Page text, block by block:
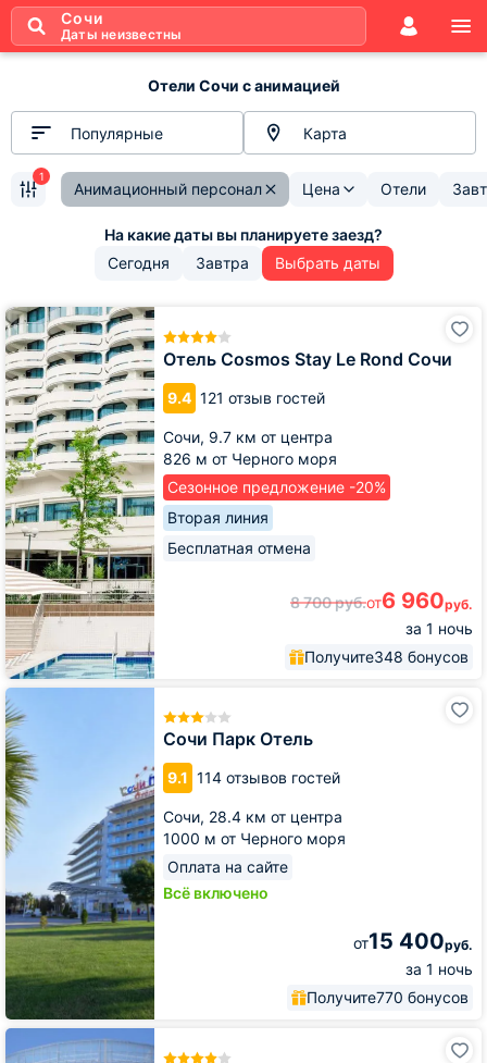
Сочи
Даты неизвестны
Отели Сочи с анимацией
Популярные Карта
Анимационный персонал Цена Отели
1
Сегодня Завтра Выбрать даты
Отель Cosmos Stay Le Rond Сочи
9.4 121 отзыв гостей
Сочи, 9.7 км от центра
826 м от Черного моря
Сезонное предложение -20%
Вторая линия
Бесплатная отмена
8 700руб.от6 960руб.
за 1 ночь
Получите348 бонусов
Отель
Cosmos
Stay
Le
Rond
Сочи
Сочи Парк Отель
9.1 114 отзывов гостей
Сочи, 28.4 км от центра
1000 м от Черного моря
Оплата на сайте
Всё включено
от15 400руб.
за 1 ночь
Получите770 бонусов
Сочи
Парк
Отель
Отель
Звёздный